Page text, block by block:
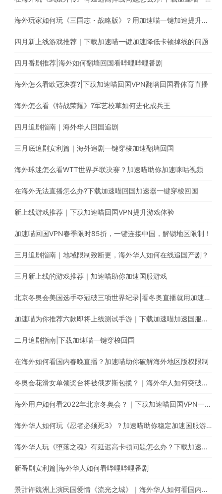
海外玩家如何玩《三国志・战略版》？用加速喵一键加速提升游戏体验
四月新上线游戏推荐｜下载加速喵一键加速降低卡顿掉线的问题
四月番剧推荐|海外如何翻墙回国看哔哩哔哩番剧
海外怎么看欧冠决赛?|下载加速喵回国VPN翻墙回国看体育直播
海外怎么看《特战荣耀》?军艺校草如何进化成兵王
四月追剧指南｜海外华人回国追剧
三月底追剧安利篇｜海外追剧一键穿梭加速翻墙回国
海外球迷怎么看WTT世界乒联决赛？加速喵助你加速咪咕视频
在海外无法直播怎么办?下载加速喵回国加速器一键穿梭回国
新上线游戏推荐｜下载加速喵回国VPN提升游戏体验
加速喵回国VPN春季限时85折，一键连接中国，解锁地区限制！
三月追剧指南｜地域限制致断更，海外华人如何在线追国产剧？
三月新上线的游戏推荐｜加速喵助你加速国服游戏
北京冬奥会美国选手夺冠破三项世界纪录|看冬奥直播就用加速喵一键穿梭回国
加速喵为你推荐六款即将上线测试手游｜下载加速喵加速国服游戏
二月追剧指南|下载加速喵一键穿梭回国
在海外如何看国内春晚直播？加速喵助你破解海外地区版权限制
冬奥会花滑女单领奖台将被俄罗斯包揽？｜海外华人如何突破地区版权限制
海外用户如何看2022年北京冬奥会？｜下载加速喵回国VPN一键穿梭回国
海外华人如何玩《忍者必须死3》？加速喵助你稳定加速国服游戏
海外华人玩《堕落之魂》有延迟高卡顿问题怎么办？下载加速喵一键穿梭回国
新番剧安利篇|海外华人如何看哔哩哔哩番剧
景甜许魏洲上演民国爱情《流光之城》｜海外华人如何看国内电视剧